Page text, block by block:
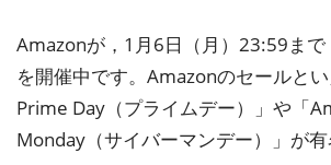
Amazonが，1月6日（月）23:59まで
を開催中です。Amazonのセールと
Prime Day（プライムデー）」や「
Monday（サイバーマンデー）」が有